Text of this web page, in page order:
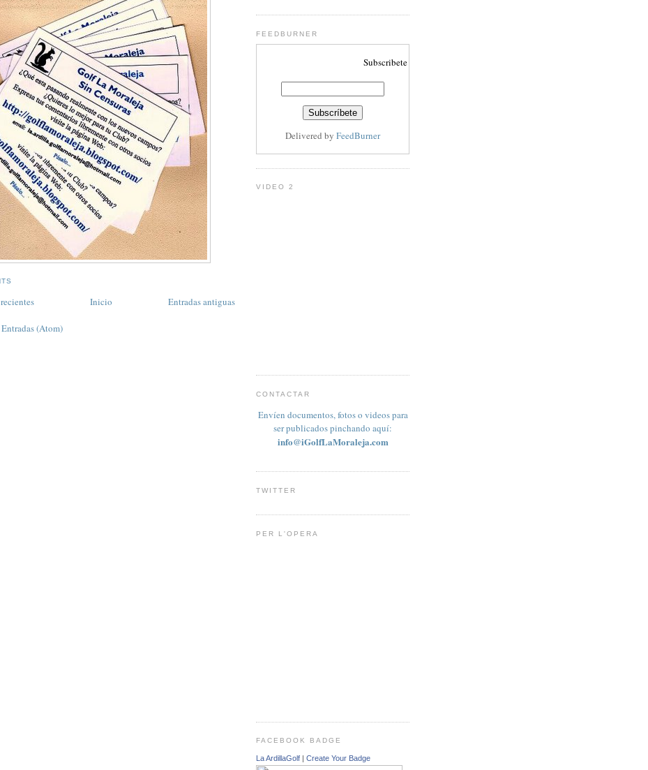
Entradas antiguas
Inicio
Entradas (Atom)
FEEDBURNER
Subscribete aquí para recibir actulizaciones automáticamente
Delivered by FeedBurner
VIDEO 2
CONTACTAR
Envíen documentos, fotos o videos para
ser publicados pinchando aquí:
info@iGolfLaMoraleja.com
TWITTER
PER L'OPERA
FACEBOOK BADGE
La ArdillaGolf | Create Your Badge